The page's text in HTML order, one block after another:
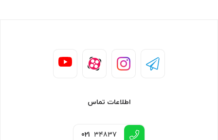
اطلاعات تماس
021 34837